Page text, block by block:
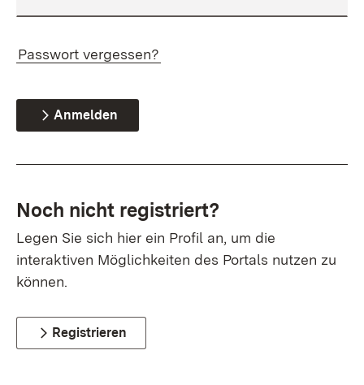
Passwort vergessen?
Anmelden
Noch nicht registriert?
Legen Sie sich hier ein Profil an, um die
interaktiven Möglichkeiten des Portals nutzen zu
können.
Registrieren